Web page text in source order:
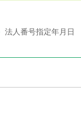
法人番号指定年月日